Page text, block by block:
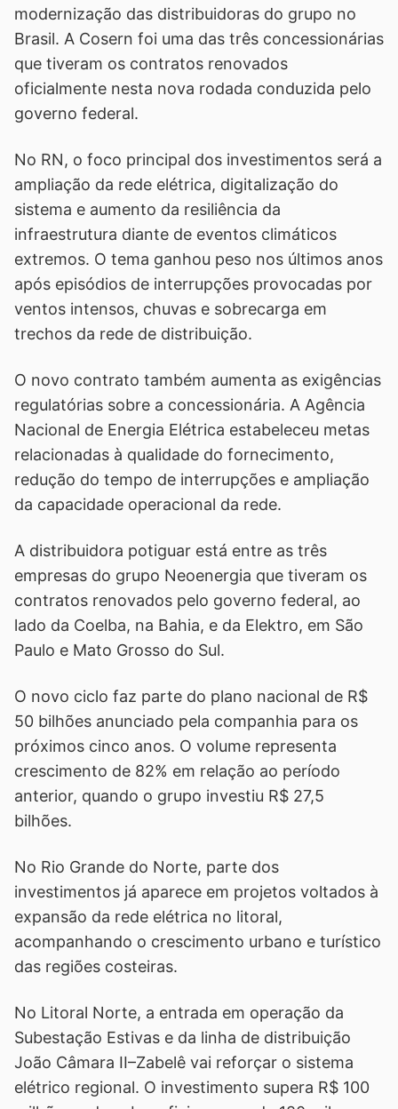
modernização das distribuidoras do grupo no
Brasil. A Cosern foi uma das três concessionárias
que tiveram os contratos renovados
oficialmente nesta nova rodada conduzida pelo
governo federal.
No RN, o foco principal dos investimentos será a
ampliação da rede elétrica, digitalização do
sistema e aumento da resiliência da
infraestrutura diante de eventos climáticos
extremos. O tema ganhou peso nos últimos anos
após episódios de interrupções provocadas por
ventos intensos, chuvas e sobrecarga em
trechos da rede de distribuição.
O novo contrato também aumenta as exigências
regulatórias sobre a concessionária. A Agência
Nacional de Energia Elétrica estabeleceu metas
relacionadas à qualidade do fornecimento,
redução do tempo de interrupções e ampliação
da capacidade operacional da rede.
A distribuidora potiguar está entre as três
empresas do grupo Neoenergia que tiveram os
contratos renovados pelo governo federal, ao
lado da Coelba, na Bahia, e da Elektro, em São
Paulo e Mato Grosso do Sul.
O novo ciclo faz parte do plano nacional de R$
50 bilhões anunciado pela companhia para os
próximos cinco anos. O volume representa
crescimento de 82% em relação ao período
anterior, quando o grupo investiu R$ 27,5
bilhões.
No Rio Grande do Norte, parte dos
investimentos já aparece em projetos voltados à
expansão da rede elétrica no litoral,
acompanhando o crescimento urbano e turístico
das regiões costeiras.
No Litoral Norte, a entrada em operação da
Subestação Estivas e da linha de distribuição
João Câmara II–Zabelê vai reforçar o sistema
elétrico regional. O investimento supera R$ 100